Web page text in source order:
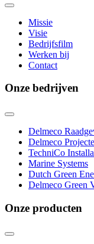
Missie
Visie
Bedrijfsfilm
Werken bij
Contact
Onze bedrijven
Delmeco
Delmeco
TechniCo
Marine Systems
Dutch Green
Delmeco Green
Onze producten